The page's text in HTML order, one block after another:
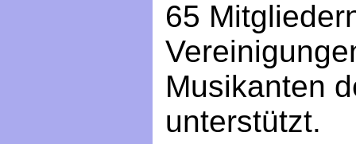
65
Musikanten
unterstützt.